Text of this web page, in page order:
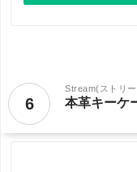
6
Stream(ストリ
本革キーケ